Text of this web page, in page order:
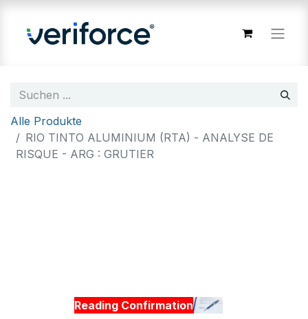
Alle Produkte
RIO TINTO ALUMINIUM (RTA) - ANALYSE DE
RISQUE - ARG : GRUTIER
Reading Confirmation